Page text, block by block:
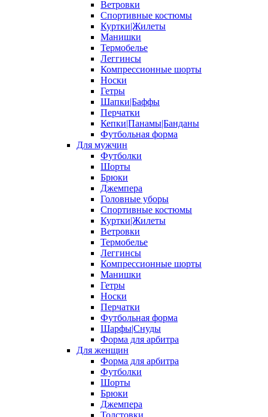
Ветровки
Спортивные костюмы
Куртки|Жилеты
Манишки
Термобелье
Леггинсы
Компрессионные шорты
Носки
Гетры
Шапки|Баффы
Перчатки
Кепки|Панамы|Банданы
Футбольная форма
Для мужчин
Футболки
Шорты
Брюки
Джемпера
Головные уборы
Спортивные костюмы
Куртки|Жилеты
Ветровки
Термобелье
Леггинсы
Компрессионные шорты
Манишки
Гетры
Носки
Перчатки
Футбольная форма
Шарфы|Снуды
Форма для арбитра
Для женщин
Форма для арбитра
Футболки
Шорты
Брюки
Джемпера
Толстовки